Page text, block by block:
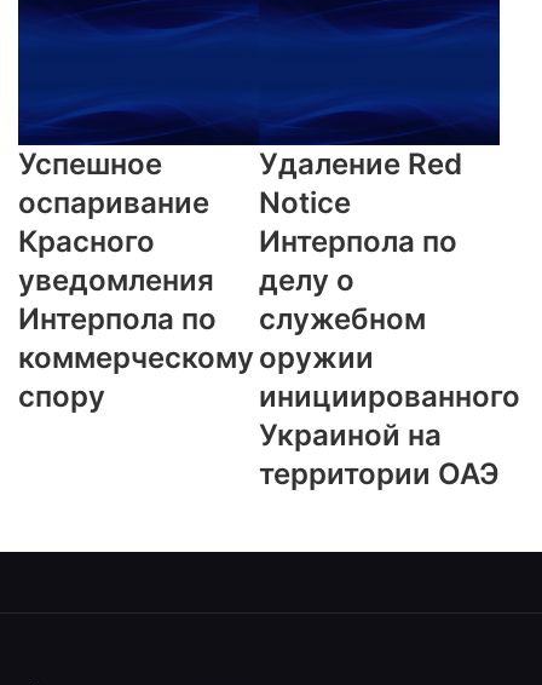
Успешное
оспаривание
Красного
уведомления
Интерпола по
коммерческому
спору
Удаление Red
Notice
Интерпола по
делу о
служебном
оружии
инициированного
Украиной на
территории ОАЭ